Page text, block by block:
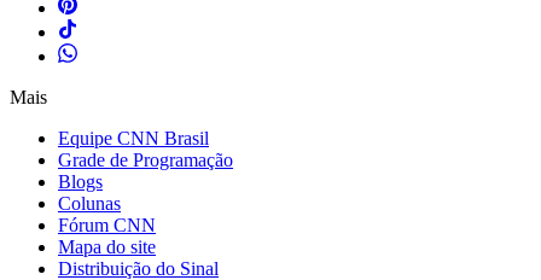
Mais
Equipe CNN Brasil
Grade de Programação
Blogs
Colunas
Fórum CNN
Mapa do site
Distribuição do Sinal